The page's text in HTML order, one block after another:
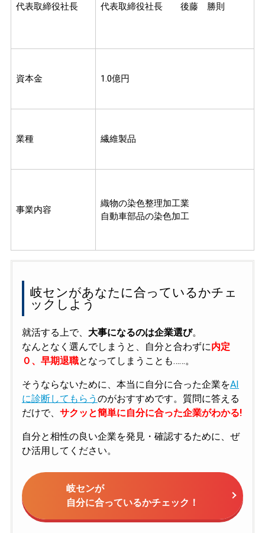
代表取締役社長 代表取締役社長 後藤 勝則
資本金 1.0億円
業種 繊維製品
事業内容
織物の染色整理加工業
自動車部品の染色加工
岐センがあなたに合っているかチェ
ックしよう
就活する上で、 大事になるのは企業選び。
なんとなく選んでしまうと、自分と合わずに内定
０、早期退職となってしまうことも……。
そうならないために、本当に自分に合った企業をAI
に診断してもらう のがおすすめです。質問に答える
だけで、 サクッと簡単に自分に合った企業がわかる!
自分と相性の良い企業を発見・確認するために、ぜ
ひ活用してください。
岐センが
自分に合っているかチェック！